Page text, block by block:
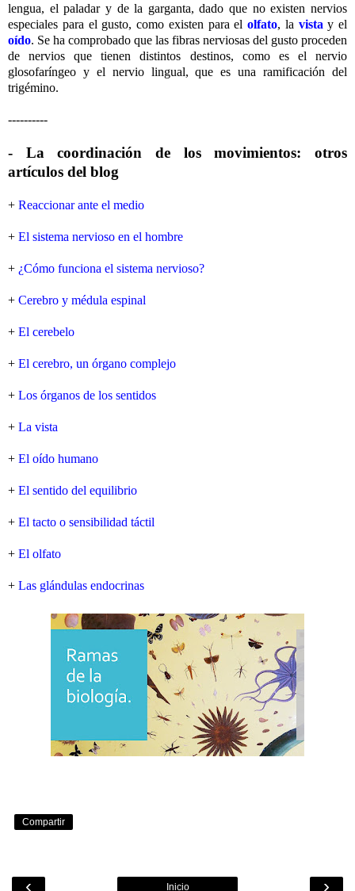
lengua, el paladar y de la garganta, dado que no existen nervios
especiales para el gusto, como existen para el olfato, la vista y el
oído. Se ha comprobado que las fibras nerviosas del gusto proceden
de nervios que tienen distintos destinos, como es el nervio
glosofaríngeo y el nervio lingual, que es una ramificación del
trigémino.
----------
- La coordinación de los movimientos: otros
artículos del blog
+ Reaccionar ante el medio
+ El sistema nervioso en el hombre
+ ¿Cómo funciona el sistema nervioso?
+ Cerebro y médula espinal
+ El cerebelo
+ El cerebro, un órgano complejo
+ Los órganos de los sentidos
+ La vista
+ El oído humano
+ El sentido del equilibrio
+ El tacto o sensibilidad táctil
+ El olfato
+ Las glándulas endocrinas
Compartir
‹ ›
Inicio